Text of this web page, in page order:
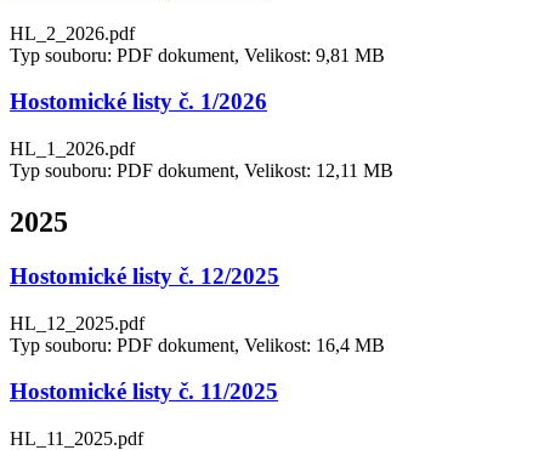
HL_2_2026.pdf
Typ souboru: PDF dokument, Velikost: 9,81 MB
Hostomické listy č. 1/2026
HL_1_2026.pdf
Typ souboru: PDF dokument, Velikost: 12,11 MB
2025
Hostomické listy č. 12/2025
HL_12_2025.pdf
Typ souboru: PDF dokument, Velikost: 16,4 MB
Hostomické listy č. 11/2025
HL_11_2025.pdf